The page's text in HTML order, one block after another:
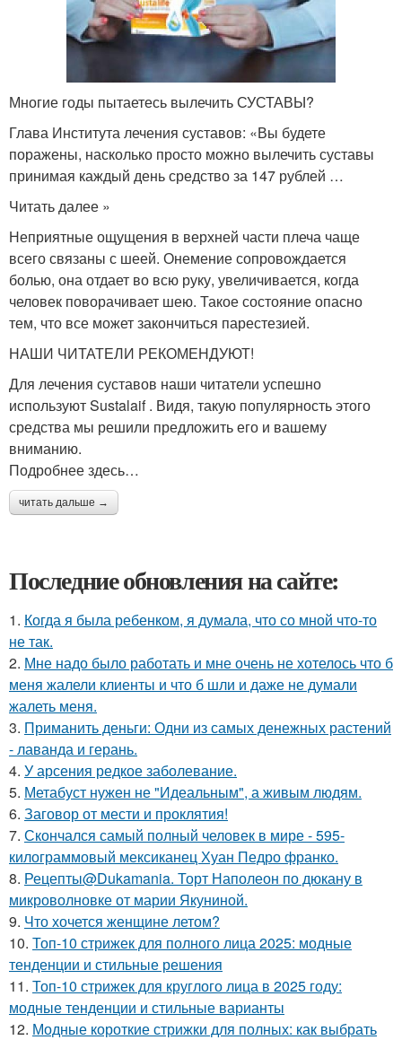
Многие годы пытаетесь вылечить СУСТАВЫ?
Глава Института лечения суставов: «Вы будете
поражены, насколько просто можно вылечить суставы
принимая каждый день средство за 147 рублей …
Читать далее »
Неприятные ощущения в верхней части плеча чаще
всего связаны с шеей. Онемение сопровождается
болью, она отдает во всю руку, увеличивается, когда
человек поворачивает шею. Такое состояние опасно
тем, что все может закончиться парестезией.
НАШИ ЧИТАТЕЛИ РЕКОМЕНДУЮТ!
Для лечения суставов наши читатели успешно
используют Sustalaif . Видя, такую популярность этого
средства мы решили предложить его и вашему
вниманию.
Подробнее здесь…
читать дальше →
Последние обновления на сайте:
1. Когда я была ребенком, я думала, что со мной что-то
не так.
2. Мне надо было работать и мне очень не хотелось что б
меня жалели клиенты и что б шли и даже не думали
жалеть меня.
3. Приманить деньги: Одни из самых денежных растений
- лаванда и герань.
4. У арсения редкое заболевание.
5. Метабуст нужен не "Идеальным", а живым людям.
6. Заговор от мести и проклятия!
7. Скончался самый полный человек в мире - 595-
килограммовый мексиканец Хуан Педро франко.
8. Рецепты@Dukamania. Торт Наполеон по дюкану в
микроволновке от марии Якуниной.
9. Что хочется женщине летом?
10. Топ-10 стрижек для полного лица 2025: модные
тенденции и стильные решения
11. Топ-10 стрижек для круглого лица в 2025 году:
модные тенденции и стильные варианты
12. Модные короткие стрижки для полных: как выбрать